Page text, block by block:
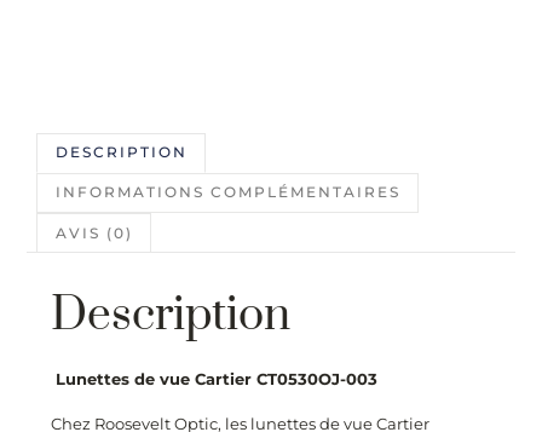
DESCRIPTION
INFORMATIONS COMPLÉMENTAIRES
AVIS (0)
Description
Lunettes de vue Cartier CT0530OJ-003
Chez Roosevelt Optic, les lunettes de vue Cartier